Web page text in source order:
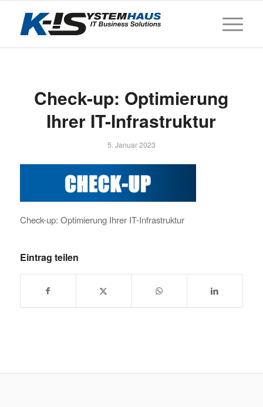
Check-up: Optimierung
Ihrer IT-Infrastruktur
5. Januar 2023
Check-up: Optimierung Ihrer IT-Infrastruktur
Eintrag teilen